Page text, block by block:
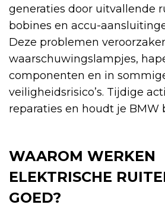
generaties door uitvallende
bobines en accu-
Deze problemen
waarschuwingslampjes,
componenten en in
veiligheidsrisico’s. Tijdige
reparaties en houdt je BMW
WAAROM WERKEN
ELEKTRISCHE
GOED?